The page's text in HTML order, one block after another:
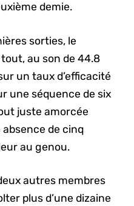
demie.
sorties, le
au son de 44.8
un taux d’efficacité
une séquence de six
juste amorcée
absence de cinq
au genou.
autres membres
plus d’une dizaine